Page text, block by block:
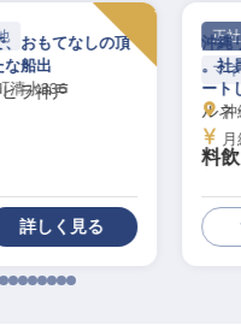
ラ神戸
おもてなしの頂
な船出
清水336
詳しく見る
正社
マ
ルネ
料
沖縄
。社
ート
沖